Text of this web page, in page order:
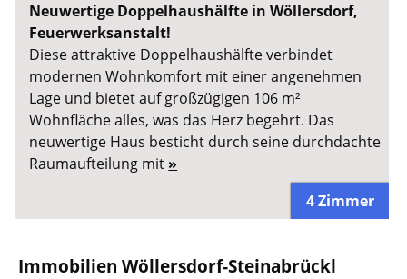
Neuwertige Doppelhaushälfte in Wöllersdorf,
Feuerwerksanstalt!
Diese attraktive Doppelhaushälfte verbindet
modernen Wohnkomfort mit einer angenehmen
Lage und bietet auf großzügigen 106 m²
Wohnfläche alles, was das Herz begehrt. Das
neuwertige Haus besticht durch seine durchdachte
Raumaufteilung mit »
4 Zimmer
Immobilien Wöllersdorf-Steinabrückl